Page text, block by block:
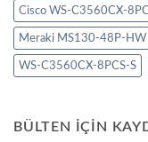
Cisco WS-C3560CX-
Meraki MS130-48P-HW
WS-C3560CX-8PCS-S
BÜLTEN IÇIN